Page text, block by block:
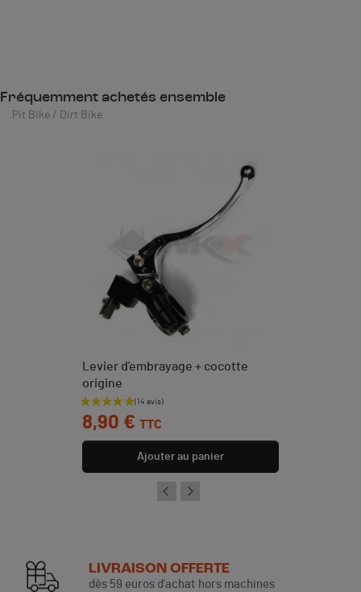
Fréquemment achetés ensemble
Pit Bike / Dirt Bike
Levier d'embrayage + cocotte
origine
Prix
8,90 € TTC
Ajouter au panier
LIVRAISON OFFERTE
dès 59 euros d’achat hors machines